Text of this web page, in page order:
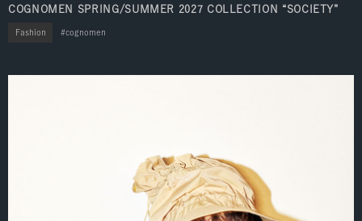
COGNOMEN SPRING/SUMMER 2027 COLLECTION “SOCIETY”
Fashion cognomen